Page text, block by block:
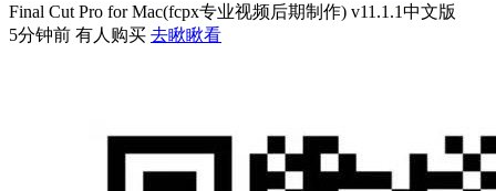
Final Cut Pro for Mac(fcpx专业视频后期制作) v11.1.1中文版
5分钟前 有人购买 去瞅瞅看